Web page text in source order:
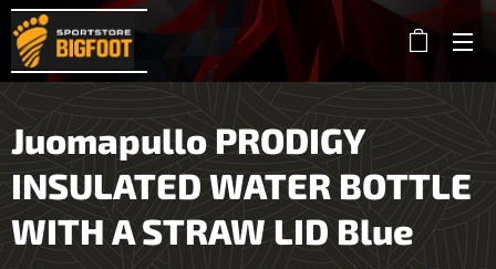
Juomapullo PRODIGY
INSULATED WATER BOTTLE
WITH A STRAW LID Blue